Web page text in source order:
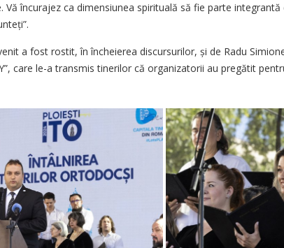
Vă încurajez ca dimensiunea spirituală să fie parte
a fost rostit, în încheierea discursurilor, și de Radu
care le-a transmis tinerilor că organizatorii au pregătit